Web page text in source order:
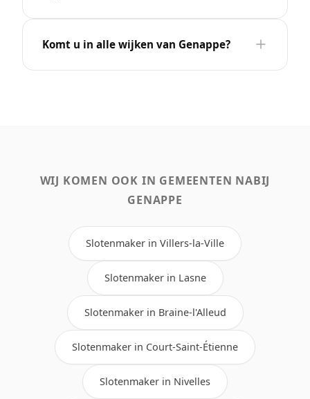
Komt u in alle wijken van Genappe?
WIJ KOMEN OOK IN GEMEENTEN NABIJ
GENAPPE
Slotenmaker in Villers-la-Ville
Slotenmaker in Lasne
Slotenmaker in Braine-l'Alleud
Slotenmaker in Court-Saint-Étienne
Slotenmaker in Nivelles